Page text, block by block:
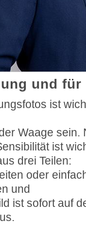
und für
ist
Waage sein.
ist
drei Teilen:
oder
und
ist sofort auf